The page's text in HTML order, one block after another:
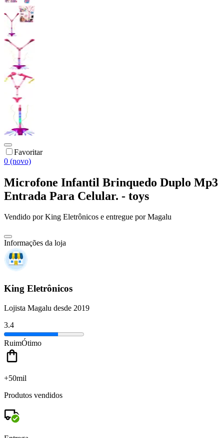
Favoritar
0 (novo)
Microfone Infantil Brinquedo Duplo Mp3
Entrada Para Celular. - toys
Vendido porKing Eletrônicos e entregue por Magalu
Informações da loja
King Eletrônicos
Lojista Magalu desde 2019
3.4
RuimÓtimo
+50mil
Produtos vendidos